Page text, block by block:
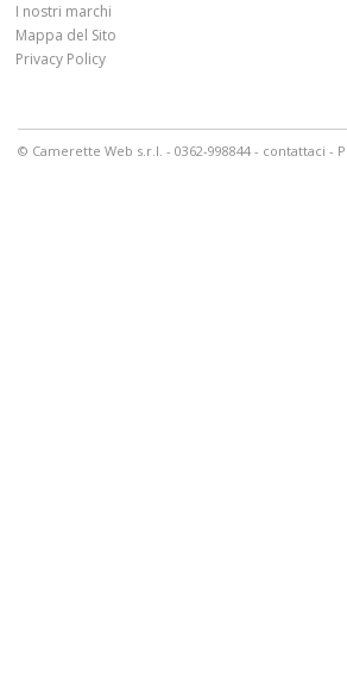
I nostri marchi
Mappa del Sito
Privacy Policy
© Camerette Web s.r.l. - 0362-998844 - contattaci -